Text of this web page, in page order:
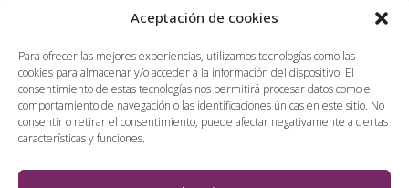
Aceptación de cookies
Para ofrecer las mejores experiencias, utilizamos tecnologías como las
cookies para almacenar y/o acceder a la información del dispositivo. El
consentimiento de estas tecnologías nos permitirá procesar datos como el
comportamiento de navegación o las identificaciones únicas en este sitio. No
consentir o retirar el consentimiento, puede afectar negativamente a ciertas
características y funciones.
PlasenciaDigital.com | Formulario de contacto
Publicidad en Plasencia Digital
|
Política de cookies (UE)
| Protección de datos
|
Aviso legal
| Diseño web en Plasencia